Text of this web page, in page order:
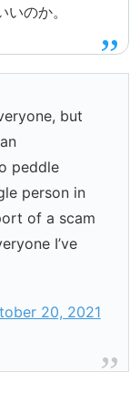
のか。
but
peddle
person in
of a scam
I’ve
20, 2021